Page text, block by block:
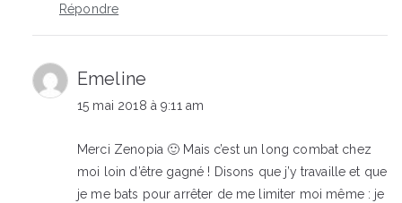
Répondre
Emeline
15 mai 2018 à 9:11 am
Merci Zenopia 🙂 Mais c’est un long combat chez
moi loin d’être gagné ! Disons que j’y travaille et que
je me bats pour arrêter de me limiter moi même : je